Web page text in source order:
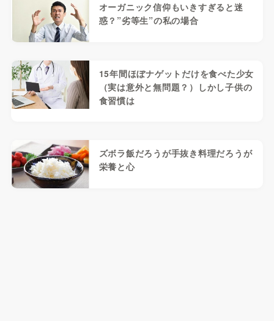
オーガニック信仰もいきすぎると迷
惑？”劣等生”の私の場合
15年間ほぼナゲットだけを食べた少女
（実は意外と無問題？）しかし子供の
食習慣は
ズボラ飯だろうが手抜き料理だろうが
栄養と心